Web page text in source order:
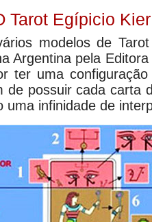
Tarot Egípicio Kier
modelos de
Argentina pela
ter uma
de possuir cada carta
uma infinidade de